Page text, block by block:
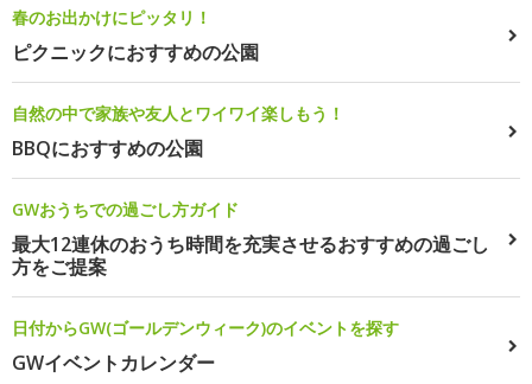
春のお出かけにピッタリ！
ピクニックにおすすめの公園
自然の中で家族や友人とワイワイ楽しもう！
BBQにおすすめの公園
GWおうちでの過ごし方ガイド
最大12連休のおうち時間を充実させるおすすめの過ごし
方をご提案
日付からGW(ゴールデンウィーク)のイベントを探す
GWイベントカレンダー